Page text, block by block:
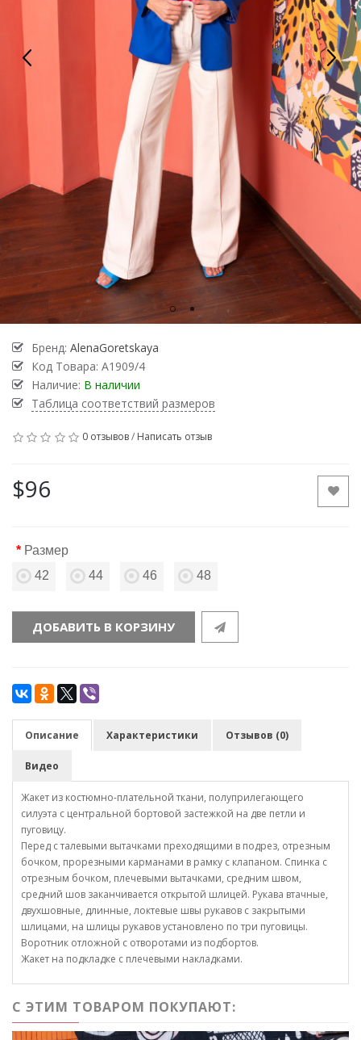
Бренд: AlenaGoretskaya
Код Товара: A1909/4
Наличие: В наличии
Таблица соответствий размеров
0 отзывов/ Написать отзыв
$96
Размер
42
44 46 48
ДОБАВИТЬ В КОРЗИНУ
Описание Характеристики Отзывов (0)
Видео
Жакет из костюмно-плательной ткани, полуприлегающего
силуэта с центральной бортовой застежкой на две петли и
пуговицу.
Перед с талевыми вытачками преходящими в подрез, отрезным
бочком, прорезными карманами в рамку с клапаном. Спинка с
отрезным бочком, плечевыми вытачками, средним швом,
средний шов заканчивается открытой шлицей. Рукава втачные,
двухшовные, длинные, локтевые швы рукавов с закрытыми
шлицами, на шлицы рукавов установлено по три пуговицы.
Воротник отложной с отворотами из подбортов.
Жакет на подкладке с плечевыми накладками.
С ЭТИМ ТОВАРОМ ПОКУПАЮТ: